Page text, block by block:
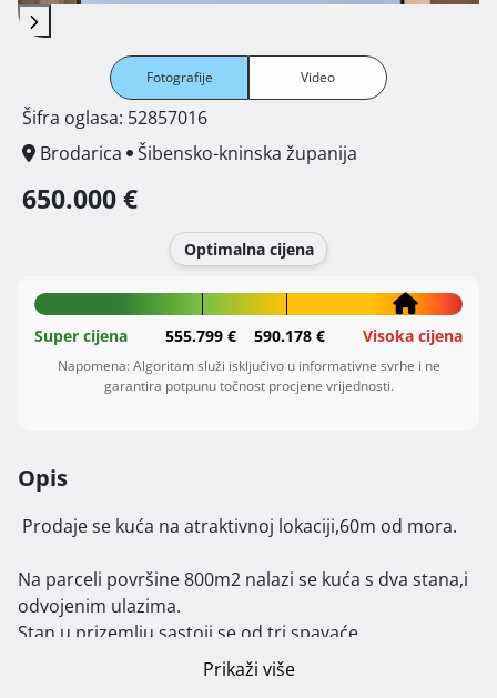
Fotografije Video
Šifra oglasa: 52857016
Brodarica
Šibensko-kninska županija
650.000 €
Optimalna cijena
Super cijena 555.799 € 590.178 € Visoka cijena
Napomena: Algoritam služi isključivo u informativne svrhe i ne
garantira potpunu točnost procjene vrijednosti.
Opis
Na parceli površine 800m2 nalazi se kuća s dva stana,i
odvojenim ulazima.
Stan u prizemlju sastoji se od tri spavaće
sobe,kuhinje,blagovaonice,i dnevnog boravka s
Prikaži više